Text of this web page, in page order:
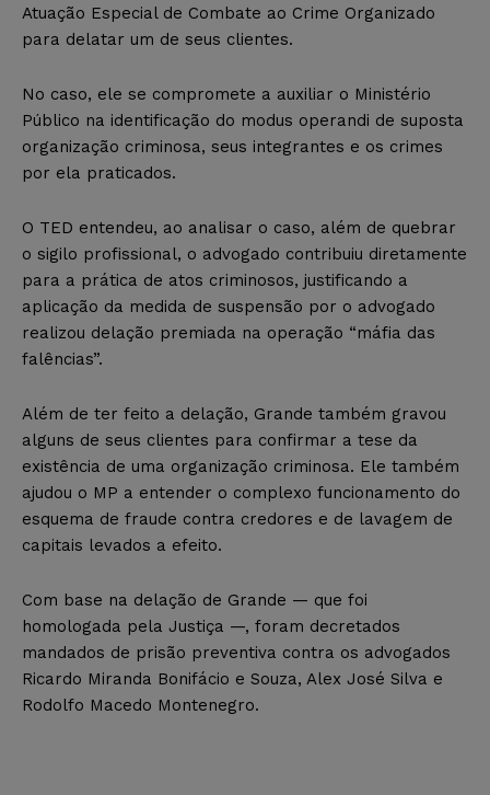
Atuação Especial de Combate ao Crime Organizado
para delatar um de seus clientes.
No caso, ele se compromete a auxiliar o Ministério
Público na identificação do modus operandi de suposta
organização criminosa, seus integrantes e os crimes
por ela praticados.
O TED entendeu, ao analisar o caso, além de quebrar
o sigilo profissional, o advogado contribuiu diretamente
para a prática de atos criminosos, justificando a
aplicação da medida de suspensão por o advogado
realizou delação premiada na operação “máfia das
falências”.
Além de ter feito a delação, Grande também gravou
alguns de seus clientes para confirmar a tese da
existência de uma organização criminosa. Ele também
ajudou o MP a entender o complexo funcionamento do
esquema de fraude contra credores e de lavagem de
capitais levados a efeito.
Com base na delação de Grande — que foi
homologada pela Justiça —, foram decretados
mandados de prisão preventiva contra os advogados
Ricardo Miranda Bonifácio e Souza, Alex José Silva e
Rodolfo Macedo Montenegro.